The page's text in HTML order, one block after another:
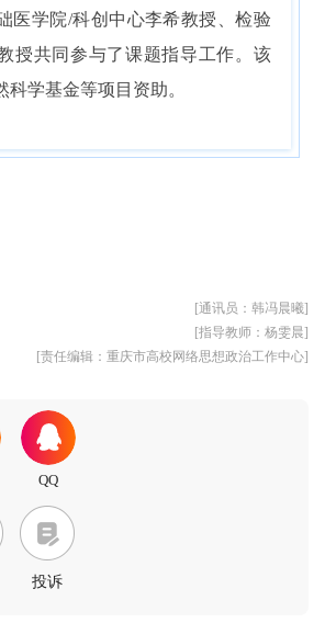
医学院/科创中心李希教授、检验
授共同参与了课题指导工作。该
科学基金等项目资助。
[通讯员：韩冯晨曦]
[指导教师：杨雯晨]
[责任编辑：重庆市高校网络思想政治工作中心]
投诉